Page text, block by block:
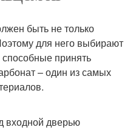
быть не только
для него выбирают
принять
– один из самых
входной дверью